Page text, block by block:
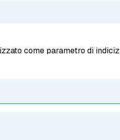
come parametro di